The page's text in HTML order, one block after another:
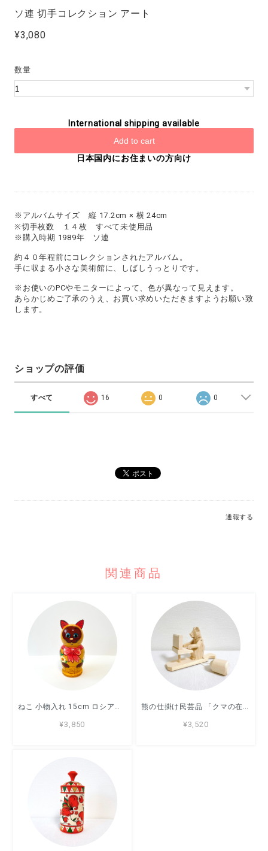
ソ連 切手コレクション アート
¥3,080
数量
International shipping available
Add to cart
日本国内にお住まいの方向け
※アルバムサイズ 縦 17.2cm × 横 24cm
※切手枚数 １４枚 すべて未使用品
※購入時期 1989年 ソ連
約４０年程前にコレクションされたアルバム。
手に収まる小さな美術館に、しばしうっとりです。
※お使いのPCやモニターによって、色が異なって見えます。
あらかじめご了承のうえ、お買い求めいただきますようお願い致
します。
ショップの評価
すべて 16 0 0
通報する
関連商品
ねこ 小物入れ 15cm ロシア製 ノリンスク
¥3,850
熊の仕掛け民芸品 「クマの在宅ワーク」ロシア製
¥3,520